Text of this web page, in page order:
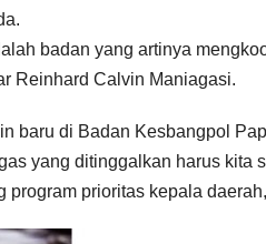
badan yang artinya
Reinhard Calvin Maniagasi.
baru di Badan Kesbangpol
yang ditinggalkan harus
program prioritas kepala